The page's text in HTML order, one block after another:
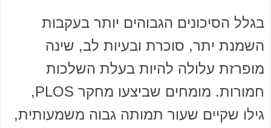
בגלל הסיכונים הגבוהים יותר בעקבות
השמנת יתר, סוכרת ובעיות לב, שינה
מופרזת עלולה להיות בעלת השלכות
חמורות. מומחים שביצעו מחקר PLOS,
גילו שקיים שעור תמותה גבוה משמעותית,